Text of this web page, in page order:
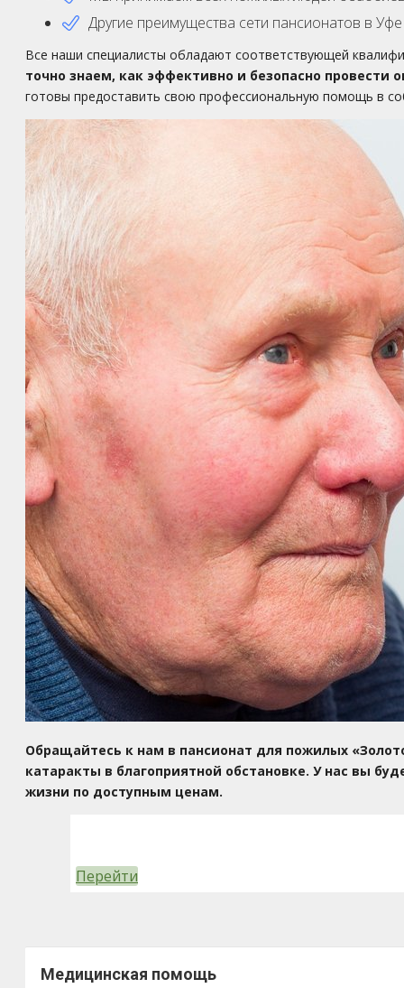
Другие преимущества сети пансионатов в
Все наши специалисты обладают соответствующей
точно знаем, как эффективно и безопасно провести
готовы предоставить свою профессиональную помощь в
Обращайтесь к нам в пансионат для пожилых
катаракты в благоприятной обстановке. У нас вы
жизни по доступным ценам.
Перейти
Медицинская помощь